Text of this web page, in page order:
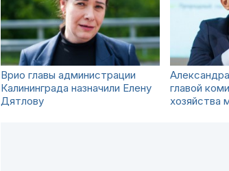
Врио главы администрации
Калининграда назначили Елену
Дятлову
главой
хозяйства